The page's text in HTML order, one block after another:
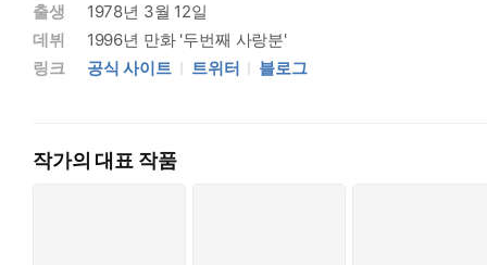
출생
1978년 3월 12일
데뷔
1996년 만화 '두번째 사랑분'
링크
공식 사이트 트위터 블로그
작가의 대표 작품